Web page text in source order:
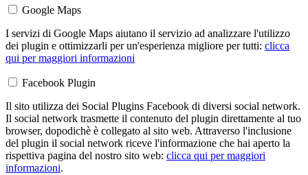
Google Maps
I servizi di Google Maps aiutano il servizio ad analizzare l'utilizzo
dei plugin e ottimizzarli per un'esperienza migliore per tutti: clicca
qui per maggiori informazioni
Facebook Plugin
Il sito utilizza dei Social Plugins Facebook di diversi social network.
Il social network trasmette il contenuto del plugin direttamente al tuo
browser, dopodichè è collegato al sito web. Attraverso l'inclusione
del plugin il social network riceve l'informazione che hai aperto la
rispettiva pagina del nostro sito web: clicca qui per maggiori
informazioni.